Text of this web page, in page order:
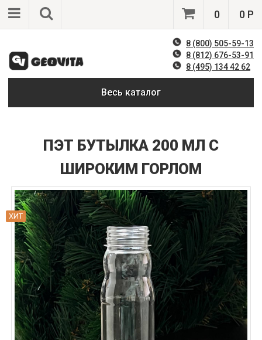
0 0 Р
8 (800) 505-59-13
8 (812) 676-53-91
8 (495) 134 42 62
Весь каталог
ПЭТ БУТЫЛКА 200 МЛ С
ШИРОКИМ ГОРЛОМ
ХИТ